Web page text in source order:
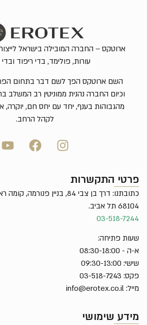
מידע שימושי
פרטי התקשרות
68104 תל אביב.
03-518-7244
שעות פתיחה:
א-ה - 08:30-18:00
שישי: 09:30-13:00
פקס: 03-518-7243
מייל: info@erotex.co.il
ארוטקס – החברה המובילה בישראל לייצור,
עורות, פולימד, בדי ריפוד ובדי
השם ארוטקס הפך לשם דבר בתחום
וכיום החברה נהנית ממוניטין רב המשלב
מהגבוהות בענף, יחד עם יחס חם, יוקרה,
לקהל הרחב.